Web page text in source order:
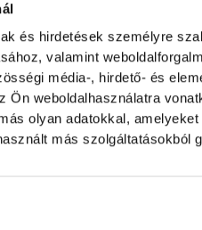
és hirdetések személyre
valamint
média-, hirdető- és
Ön weboldalhasználatra
olyan adatokkal,
más szolgáltatásokból
zajlott le kedden
a Hold felszínébe
rakétájának felső
szabad szemmel
azonban
–
a legforróbb,